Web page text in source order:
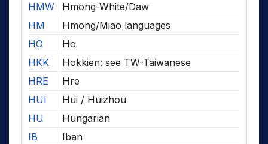
HMW
Hmong-White/Daw
HM
Hmong/Miao languages
HO
Ho
HKK
Hokkien: see TW-Taiwanese
HRE
Hre
HUI
Hui / Huizhou
HU
Hungarian
IB
Iban